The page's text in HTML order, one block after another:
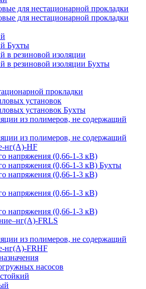
для нестационарной прокладки
для нестационарной прокладки
Бухты
в резиновой изоляции
в резиновой изоляции Бухты
прокладки
установок
установок Бухты
из полимеров, не содержащий
из полимеров, не содержащий
нг(А)-HF
напряжения (0,66-1-3 кВ)
напряжения (0,66-1-3 кВ) Бухты
напряжения (0,66-1-3 кВ)
напряжения (0,66-1-3 кВ)
напряжения (0,66-1-3 кВ)
FRLS
из полимеров, не содержащий
нг(А)-FRHF
насосов